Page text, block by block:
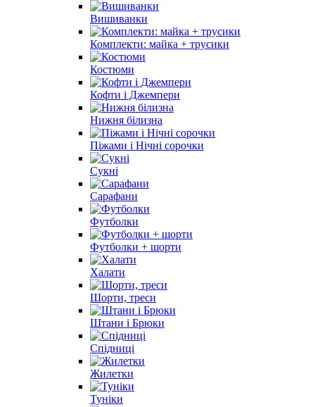
Вишиванки
Комплекти: майка + трусики
Костюми
Кофти і Джемпери
Нижня білизна
Піжами і Нічні сорочки
Сукні
Сарафани
Футболки
Футболки + шорти
Халати
Шорти, треси
Штани і Брюки
Спідниці
Жилетки
Туніки